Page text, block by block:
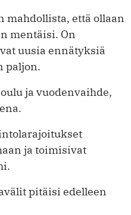
että ollaan
mentäisi. On
uusia ennätyksiä
paljon.
ja vuodenvaihde,
ja toimisivat
pitäisi edelleen